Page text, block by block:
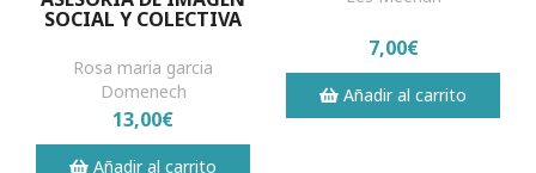
SOCIAL Y COLECTIVA
Rosa maria garcia
Domenech
13,00€
Añadir al carrito
7,00€
Añadir al carrito